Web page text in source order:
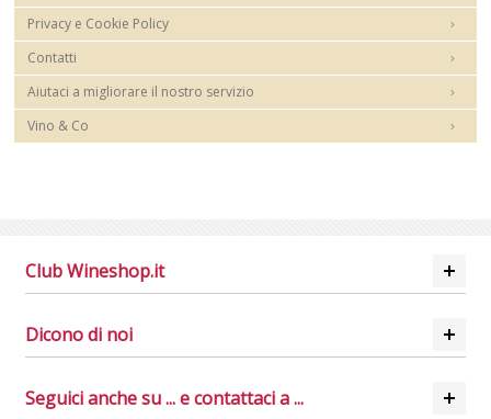
Privacy e Cookie Policy
Contatti
Aiutaci a migliorare il nostro servizio
Vino & Co
Club Wineshop.it
Dicono di noi
Seguici anche su ... e contattaci a ...